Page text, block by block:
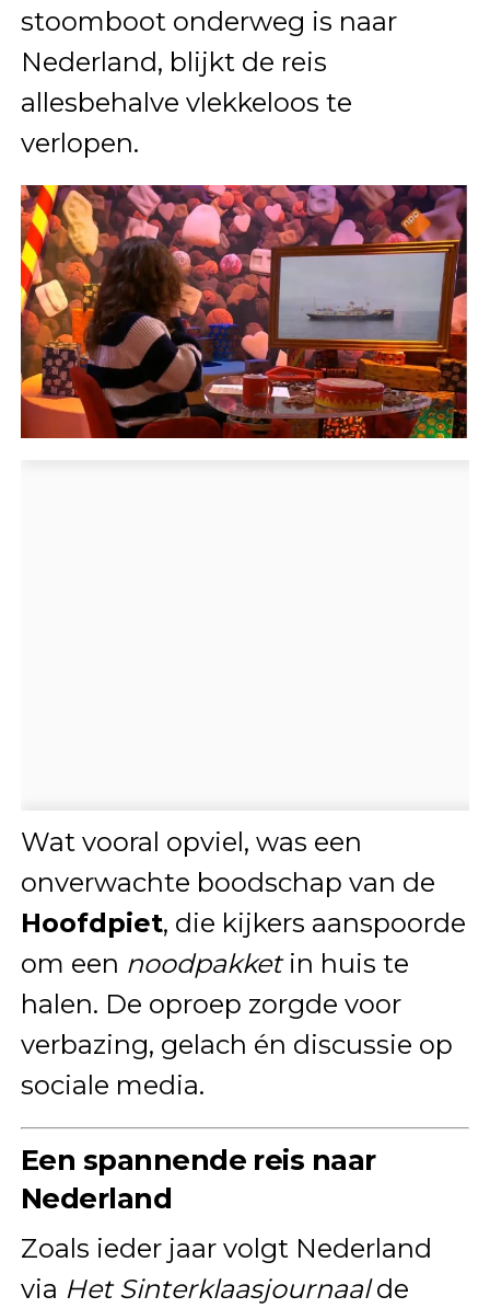
stoomboot onderweg is naar
Nederland, blijkt de reis
allesbehalve vlekkeloos te
verlopen.
Wat vooral opviel, was een
onverwachte boodschap van de
Hoofdpiet, die kijkers aanspoorde
om een noodpakketin huis te
halen. De oproep zorgde voor
verbazing, gelach én discussie op
sociale media.
Een spannende reis naar
Nederland
Zoals ieder jaar volgt Nederland
via Het Sinterklaasjournaalde